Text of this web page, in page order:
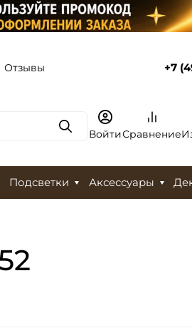
Отзывы +7
ПоискВойтиСравнение
Подсветки Аксессуары